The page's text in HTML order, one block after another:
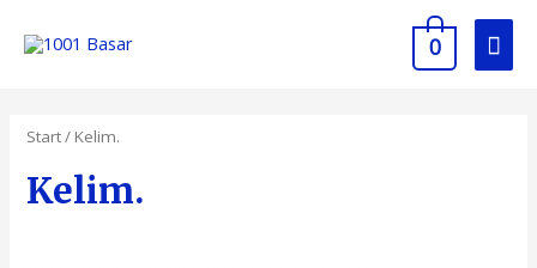
0
Start/ Kelim.
Kelim.